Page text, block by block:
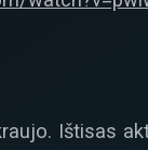
Ištisas